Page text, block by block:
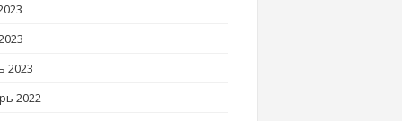
2023
2022